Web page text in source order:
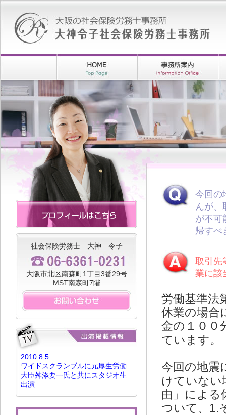
社会保険労務士 大神 令子
大阪市北区南森町1丁目3番29号
MST南森町7階
2010.8.5
ワイドスクランブルに元厚生労働
大臣舛添要一氏と共にスタジオ生
出演
今回の
んが、
が不可
帰すべ
取引先
業に該
労働基準法
休業の場合
金の１００
ています。
今回の地震
けていない
由」による
ついて、1.